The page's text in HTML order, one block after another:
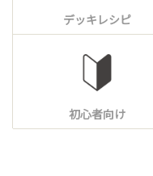
デッキレシピ
初心者向け